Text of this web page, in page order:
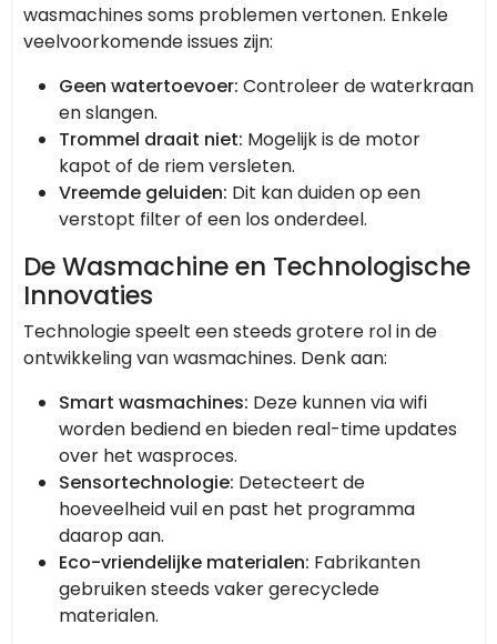
wasmachines soms problemen vertonen. Enkele
veelvoorkomende issues zijn:
Geen watertoevoer: Controleer de waterkraan
en slangen.
Trommel draait niet: Mogelijk is de motor
kapot of de riem versleten.
Vreemde geluiden: Dit kan duiden op een
verstopt filter of een los onderdeel.
De Wasmachine en Technologische
Innovaties
Technologie speelt een steeds grotere rol in de
ontwikkeling van wasmachines. Denk aan:
Smart wasmachines: Deze kunnen via wifi
worden bediend en bieden real-time updates
over het wasproces.
Sensortechnologie: Detecteert de
hoeveelheid vuil en past het programma
daarop aan.
Eco-vriendelijke materialen: Fabrikanten
gebruiken steeds vaker gerecyclede
materialen.